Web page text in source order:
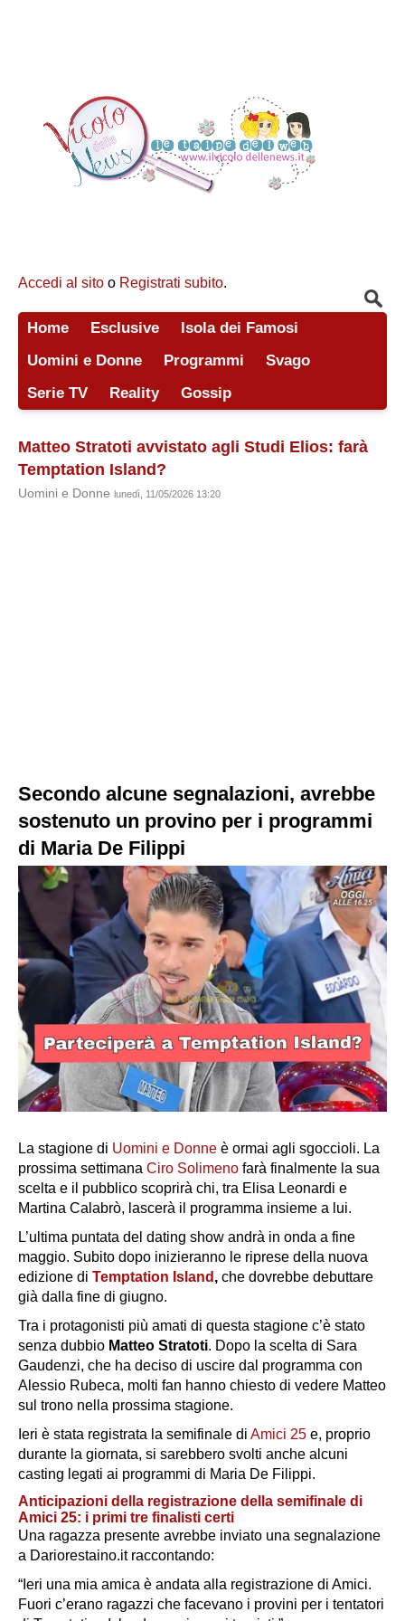
Accedi al sito o Registrati subito.
Home Esclusive
Isola dei Famosi
Uomini e Donne
Programmi
Svago
Serie TV
Reality Gossip
Matteo Stratoti avvistato agli Studi Elios: farà
Temptation Island?
Uomini e Donne lunedì, 11/05/2026 13:20
Secondo alcune segnalazioni, avrebbe
sostenuto un provino per i programmi
di Maria De Filippi
La stagione di Uomini e Donne è ormai agli sgoccioli. La
prossima settimana Ciro Solimeno farà finalmente la sua
scelta e il pubblico scoprirà chi, tra Elisa Leonardi e
Martina Calabrò, lascerà il programma insieme a lui.
L’ultima puntata del dating show andrà in onda a fine
maggio. Subito dopo inizieranno le riprese della nuova
edizione di Temptation Island , che dovrebbe debuttare
già dalla fine di giugno.
Tra i protagonisti più amati di questa stagione c’è stato
senza dubbio Matteo Stratoti. Dopo la scelta di Sara
Gaudenzi, che ha deciso di uscire dal programma con
Alessio Rubeca, molti fan hanno chiesto di vedere Matteo
sul trono nella prossima stagione.
Ieri è stata registrata la semifinale di Amici 25 e, proprio
durante la giornata, si sarebbero svolti anche alcuni
casting legati ai programmi di Maria De Filippi.
Anticipazioni della registrazione della semifinale di
Amici 25: i primi tre finalisti certi
Una ragazza presente avrebbe inviato una segnalazione
a Dariorestaino.it raccontando:
“Ieri una mia amica è andata alla registrazione di Amici.
Fuori c’erano ragazzi che facevano i provini per i tentatori